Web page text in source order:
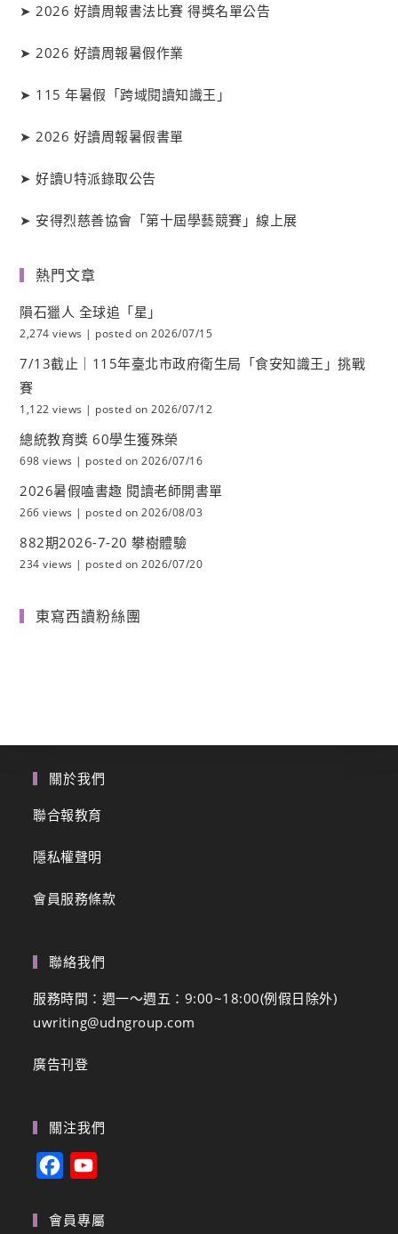
➤ 2026 好讀周報書法比賽 得獎名單公告
➤ 2026 好讀周報暑假作業
➤ 115 年暑假「跨域閱讀知識王」
➤ 2026 好讀周報暑假書單
➤好讀U特派錄取公告
➤ 安得烈慈善協會「第十屆學藝競賽」線上展
熱門文章
隕石獵人 全球追「星」
2,274 views | posted on 2026/07/15
7/13截止｜115年臺北市政府衛生局「食安知識王」挑戰
賽
1,122 views | posted on 2026/07/12
總統教育獎 60學生獲殊榮
698 views | posted on 2026/07/16
2026暑假嗑書趣 閱讀老師開書單
266 views | posted on 2026/08/03
882期2026-7-20 攀樹體驗
234 views | posted on 2026/07/20
東寫西讀粉絲團
關於我們
聯合報教育
隱私權聲明
會員服務條款
聯絡我們
服務時間：週一～週五：9:00~18:00(例假日除外)
uwriting@udngroup.com
廣告刊登
關注我們
c
u
會員專屬